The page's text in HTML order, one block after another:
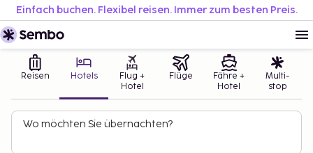
Einfach buchen. Flexibel reisen. Immer zum besten Preis.
Reisen Hotels
Flug +
Hotel
Flüge
Fähre +
Hotel
Multi-
stop
Wo möchten Sie übernachten?